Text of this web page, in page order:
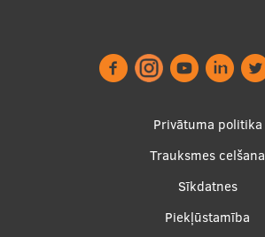
Privātuma politika
Trauksmes celšana
Sīkdatnes
Piekļūstamība